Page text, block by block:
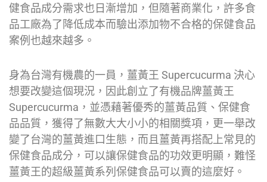
健食品成分需求也日漸增加，但隨著商業化，許多食
品工廠為了降低成本而驗出添加物不合格的保健食品
案例也越來越多。
身為台灣有機農的一員，薑黃王 Supercucurma 決心
想要改變這個現況，因此創立了有機品牌薑黃王
Supercucurma，並憑藉著優秀的薑黃品質、保健食
品品質，獲得了無數大大小小的相關獎項，更一舉改
變了台灣的薑黃進口生態，而且薑黃再搭配上常見的
保健食品成分，可以讓保健食品的功效更明顯，難怪
薑黃王的超級薑黃系列保健食品可以賣的這麼好。